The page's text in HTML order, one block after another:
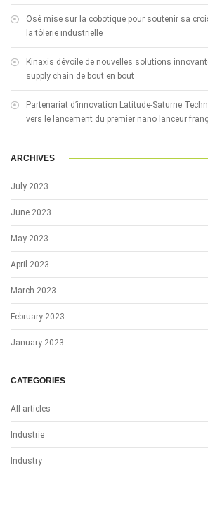
Osé mise sur la cobotique pour soutenir sa
la tôlerie industrielle
Kinaxis dévoile de nouvelles solutions
supply chain de bout en bout
Partenariat d’innovation Latitude-Saturne
vers le lancement du premier nano lanceur
ARCHIVES
July 2023
June 2023
May 2023
April 2023
March 2023
February 2023
January 2023
CATEGORIES
All articles
Industrie
Industry